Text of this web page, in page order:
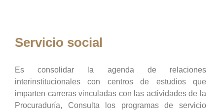
Servicio social
Es consolidar la agenda de relaciones
interinstitucionales con centros de estudios que
imparten carreras vinculadas con las actividades de la
Procuraduría, Consulta los programas de servicio